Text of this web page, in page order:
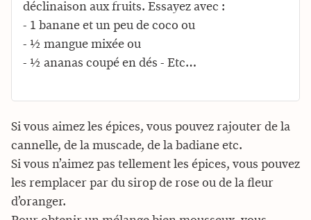
déclinaison aux fruits. Essayez avec :
- 1 banane et un peu de coco ou
- ½ mangue mixée ou
- ½ ananas coupé en dés - Etc…
Si vous aimez les épices, vous pouvez rajouter de la
cannelle, de la muscade, de la badiane etc.
Si vous n’aimez pas tellement les épices, vous pouvez
les remplacer par du sirop de rose ou de la fleur
d’oranger.